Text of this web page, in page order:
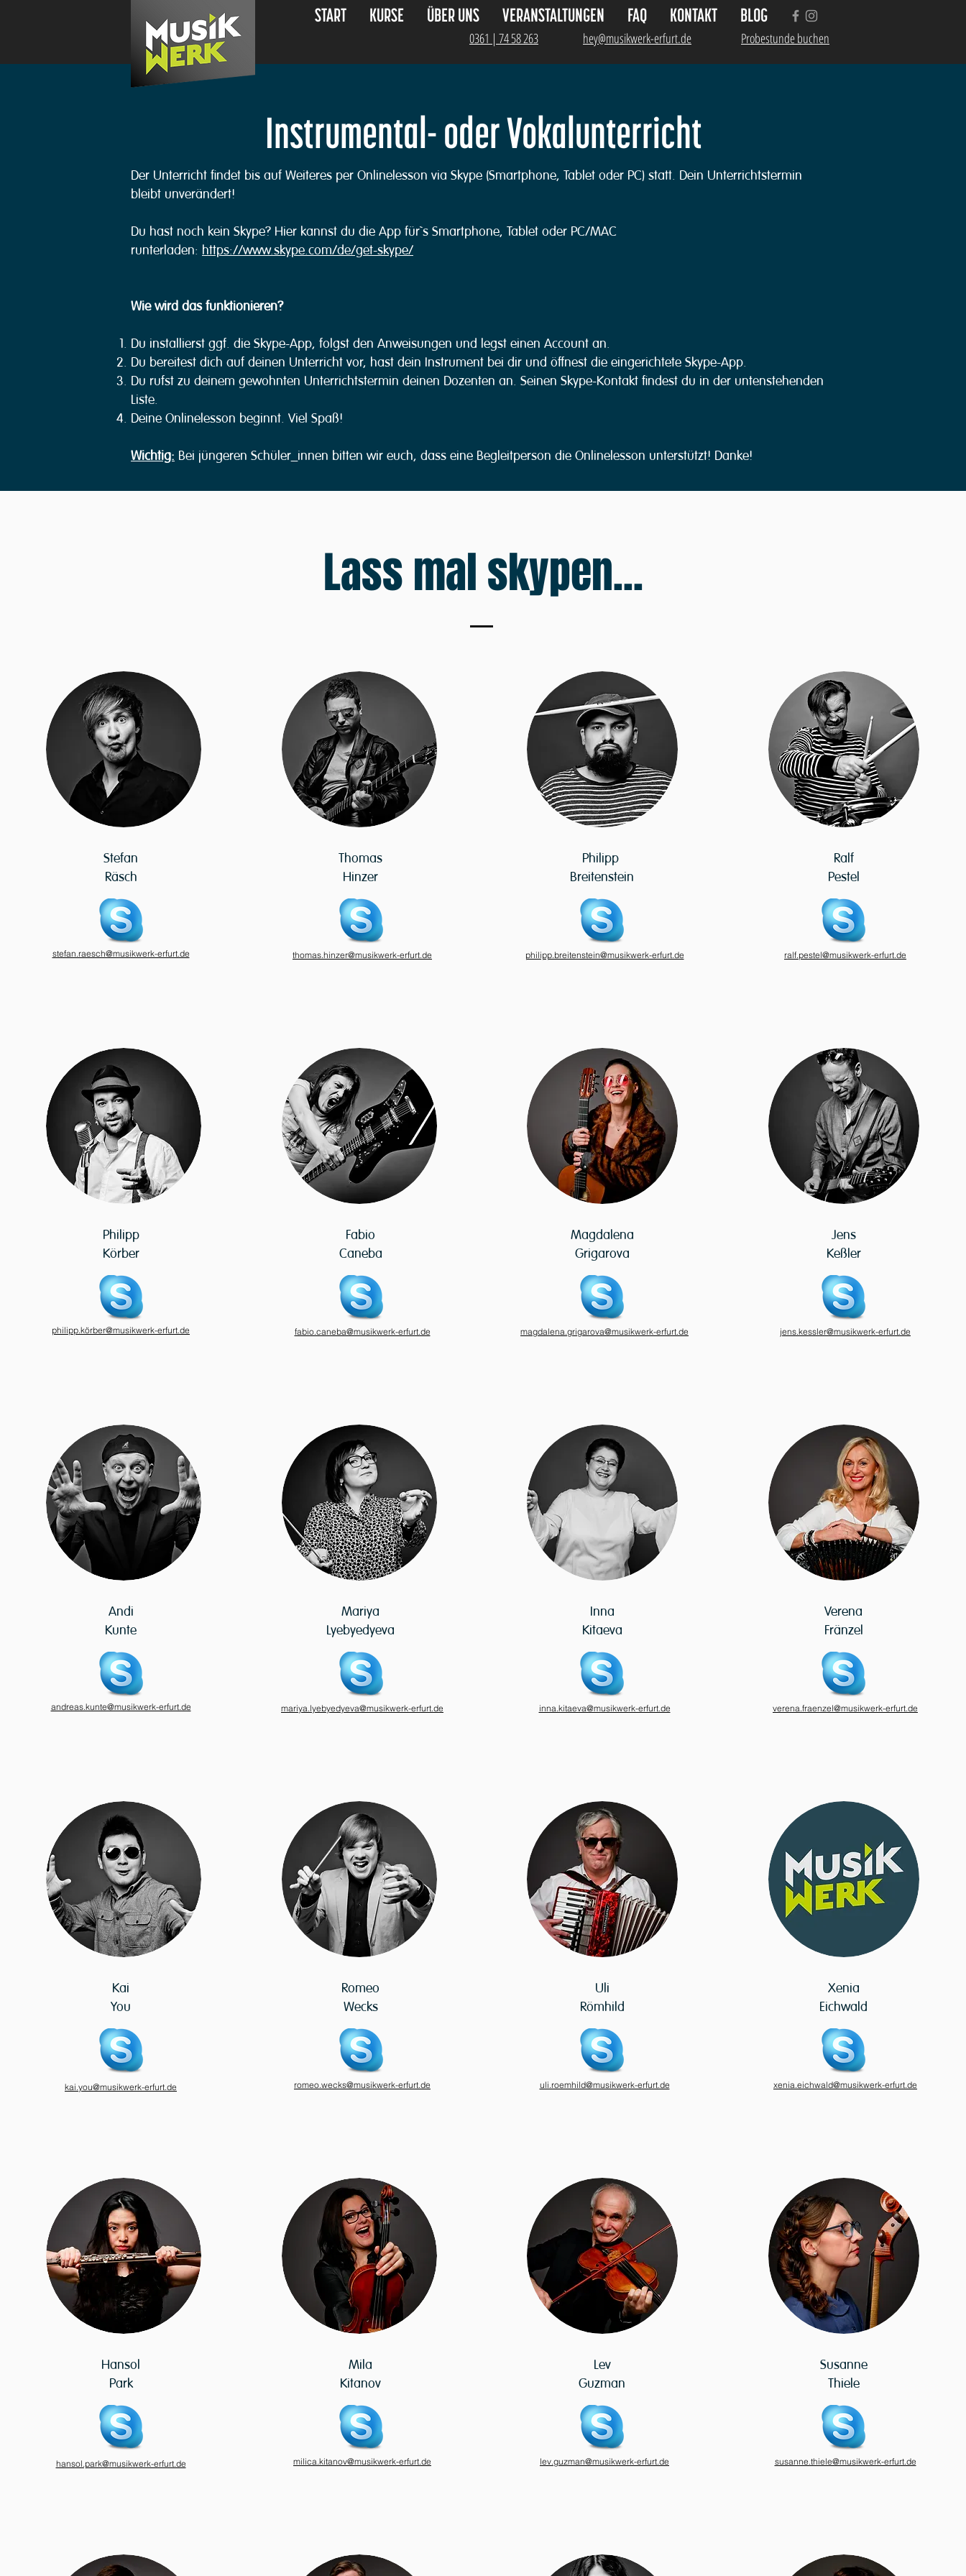
START KURSE ÜBER UNS VERANSTALTUNGEN FAQ KONTAKT BLOG
0361 | 74 58 263 hey@musikwerk-erfurt.de Probestunde buchen
Instrumental- oder Vokalunterricht
Der Unterricht findet bis auf Weiteres per Onlinelesson via Skype (Smartphone, Tablet oder PC) statt. Dein Unterrichtstermin
bleibt unverändert!
Du hast noch kein Skype? Hier kannst du die App für`s Smartphone, Tablet oder PC/MAC
runterladen: https://www.skype.com/de/get-skype/
Wie wird das funktionieren?
Du installierst ggf. die Skype-App, folgst den Anweisungen und legst einen Account an.
Du bereitest dich auf deinen Unterricht vor, hast dein Instrument bei dir und öffnest die eingerichtete Skype-App.
Du rufst zu deinem gewohnten Unterrichtstermin deinen Dozenten an. Seinen Skype-Kontakt findest du in der untenstehenden
Liste.
Deine Onlinelesson beginnt. Viel Spaß!
Wichtig: Bei jüngeren Schüler_innen bitten wir euch, dass eine Begleitperson die Onlinelesson unterstützt! Danke!
Lass mal skypen...
Stefan
Räsch
stefan.raesch@musikwerk-erfurt.de
Thomas
Hinzer
thomas.hinzer@musikwerk-erfurt.de
Philipp
Breitenstein
philipp.breitenstein@musikwerk-erfurt.de
Ralf
Pestel
ralf.pestel@musikwerk-erfurt.de
Philipp
Körber
philipp.körber@musikwerk-erfurt.de
Fabio
Caneba
fabio.caneba@musikwerk-erfurt.de
Magdalena
Grigarova
magdalena.grigarova@musikwerk-erfurt.de
Jens
Keßler
jens.kessler@musikwerk-erfurt.de
Andi
Kunte
andreas.kunte@musikwerk-erfurt.de
Mariya
Lyebyedyeva
mariya.lyebyedyeva@musikwerk-erfurt.de
Inna
Kitaeva
inna.kitaeva@musikwerk-erfurt.de
Verena
Fränzel
verena.fraenzel@musikwerk-erfurt.de
Kai
You
kai.you@musikwerk-erfurt.de
Romeo
Wecks
romeo.wecks@musikwerk-erfurt.de
Uli
Römhild
uli.roemhild@musikwerk-erfurt.de
Xenia
Eichwald
xenia.eichwald@musikwerk-erfurt.de
Hansol
Park
hansol.park@musikwerk-erfurt.de
Mila
Kitanov
milica.kitanov@musikwerk-erfurt.de
Lev
Guzman
lev.guzman@musikwerk-erfurt.de
Susanne
Thiele
susanne.thiele@musikwerk-erfurt.de